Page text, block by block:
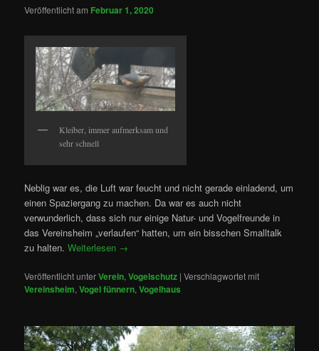
Veröffentlicht am Februar 1, 2020
Kleiber, immer aufmerksam und
sehr schnell
Neblig war es, die Luft war feucht und nicht gerade einladend, um
einen Spaziergang zu machen. Da war es auch nicht
verwunderlich, dass sich nur einige Natur- und Vogelfreunde in
das Vereinsheim „verlaufen“ hatten, um ein bisschen Smalltalk
zu halten.Weiterlesen →
Veröffentlicht unterVerein,Vogelschutz |Verschlagwortet mit
Vereinsheim,Vogel fünnern,Vogelhaus